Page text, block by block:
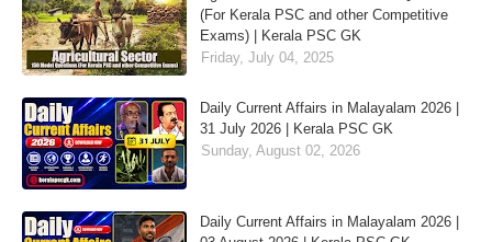
(For Kerala PSC and other Competitive
Exams) | Kerala PSC GK
Friday, July 04, 2025
Daily Current Affairs in Malayalam 2026 |
31 July 2026 | Kerala PSC GK
Sunday, August 02, 2026
Daily Current Affairs in Malayalam 2026 |